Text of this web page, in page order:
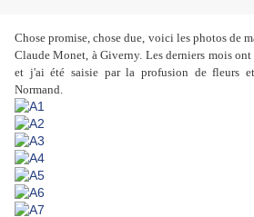
Chose promise, chose due, voici les photos de
Claude Monet, à Giverny. Les derniers mois
et j'ai été saisie par la profusion de fleurs
Normand.